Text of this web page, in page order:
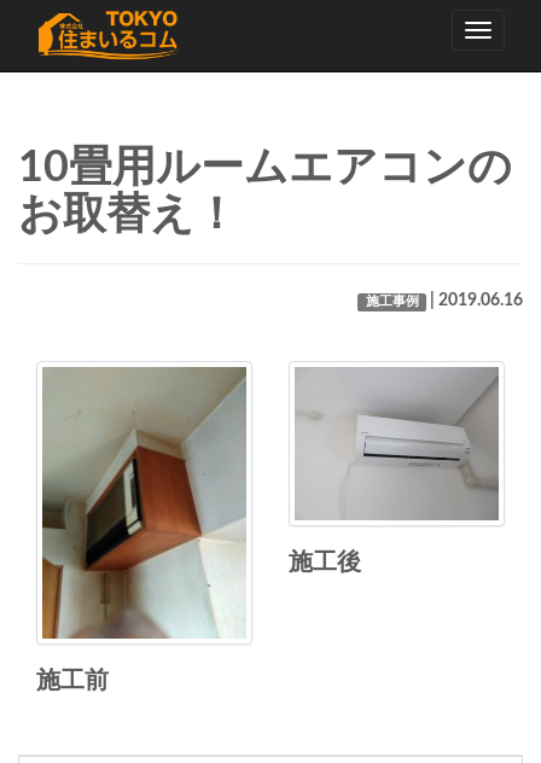
Toggle
10畳用ルームエアコンの
お取替え！
施工事例 | 2019.06.16
施工前
施工後